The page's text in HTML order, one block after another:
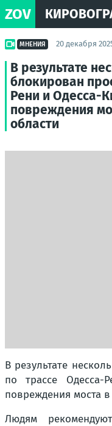
ZOV
МНЕНИЯ 20 декабря
В результате
блокирован
Рени и Одесса-
повреждения
области
В результате
по трассе Одесса-
повреждения моста
Людям